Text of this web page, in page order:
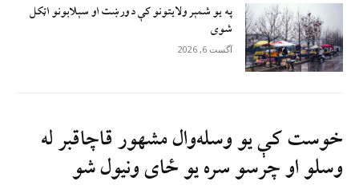
په یو شمېر ولایتونو کې د ورښت او سېلابونو اټکل
شوی
آگست 6, 2026
خوست کې يو وسله‌وال مشهور قاچاقبر له
وسلو او چرسو سره يو ځای ونیول شو